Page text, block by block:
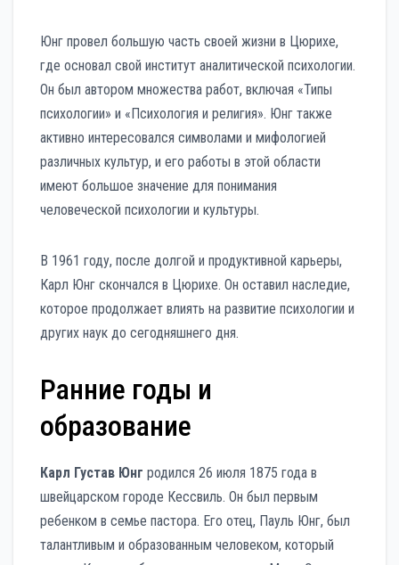
Юнг провел большую часть своей жизни в Цюрихе,
где основал свой институт аналитической психологии.
Он был автором множества работ, включая «Типы
психологии» и «Психология и религия». Юнг также
активно интересовался символами и мифологией
различных культур, и его работы в этой области
имеют большое значение для понимания
человеческой психологии и культуры.
В 1961 году, после долгой и продуктивной карьеры,
Карл Юнг скончался в Цюрихе. Он оставил наследие,
которое продолжает влиять на развитие психологии и
других наук до сегодняшнего дня.
Ранние годы и
образование
Карл Густав Юнг родился 26 июля 1875 года в
швейцарском городе Кессвиль. Он был первым
ребенком в семье пастора. Его отец, Пауль Юнг, был
талантливым и образованным человеком, который